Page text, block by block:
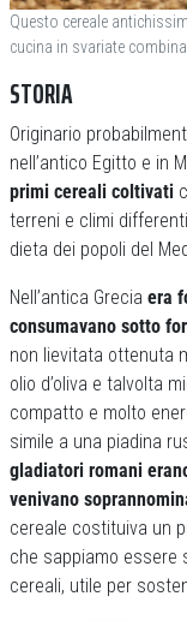
Questo cereale
cucina in svariate
STORIA
Originario
nell’antico Egitto e in
primi cereali coltivati
terreni e climi
dieta dei popoli del
Nell’antica Grecia era
consumavano sotto
non lievitata ottenuta
olio d’oliva e talvolta
compatto e molto
simile a una piadina
gladiatori romani
venivano
cereale costituiva un
che sappiamo essere
cereali, utile per